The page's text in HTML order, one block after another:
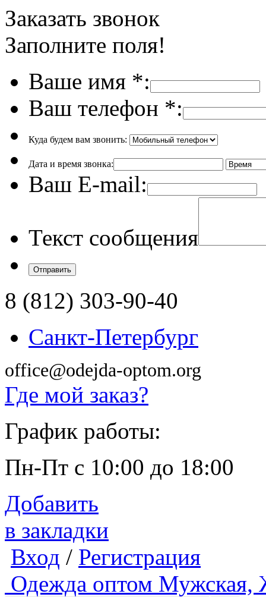
Заказать звонок
Заполните поля!
Ваше имя *:
Ваш телефон *:
Куда будем вам звонить:
Дата и время звонка:
Ваш E-mail:
Текст сообщения
8 (812) 303-90-40
Санкт-Петербург
office@odejda-optom.org
Где мой заказ?
График работы:
Пн-Пт с 10:00 до 18:00
Добавить
в закладки
Вход / Регистрация
Одежда оптом Мужская,